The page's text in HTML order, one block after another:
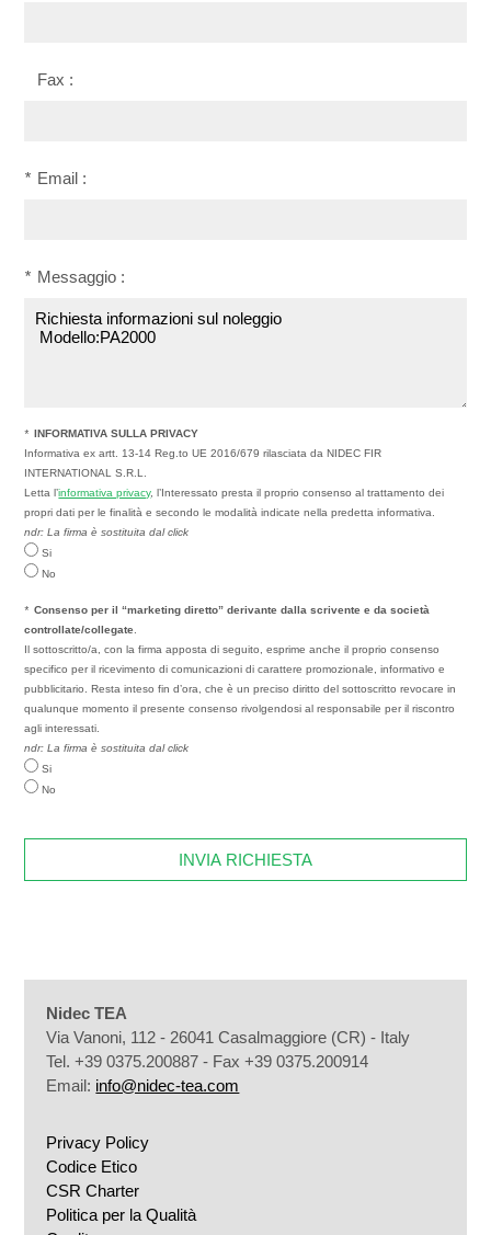
Fax :
* Email :
* Messaggio :
* INFORMATIVA SULLA PRIVACY
Informativa ex artt. 13-14 Reg.to UE 2016/679 rilasciata da NIDEC FIR
INTERNATIONAL S.R.L.
Letta l’informativa privacy, l’Interessato presta il proprio consenso al trattamento dei
propri dati per le finalità e secondo le modalità indicate nella predetta informativa.
ndr: La firma è sostituita dal click
Si
No
* Consenso per il “marketing diretto” derivante dalla scrivente e da società
controllate/collegate
Il sottoscritto/a, con la firma apposta di seguito, esprime anche il proprio consenso
specifico per il ricevimento di comunicazioni di carattere promozionale, informativo e
pubblicitario. Resta inteso fin d’ora, che è un preciso diritto del sottoscritto revocare in
qualunque momento il presente consenso rivolgendosi al responsabile per il riscontro
agli interessati.
ndr: La firma è sostituita dal click
Si
No
Nidec TEA
Via Vanoni, 112 - 26041 Casalmaggiore (CR) - Italy
Tel. +39 0375.200887 - Fax +39 0375.200914
Email: info@nidec-tea.com
Privacy Policy
Codice Etico
CSR Charter
Politica per la Qualità